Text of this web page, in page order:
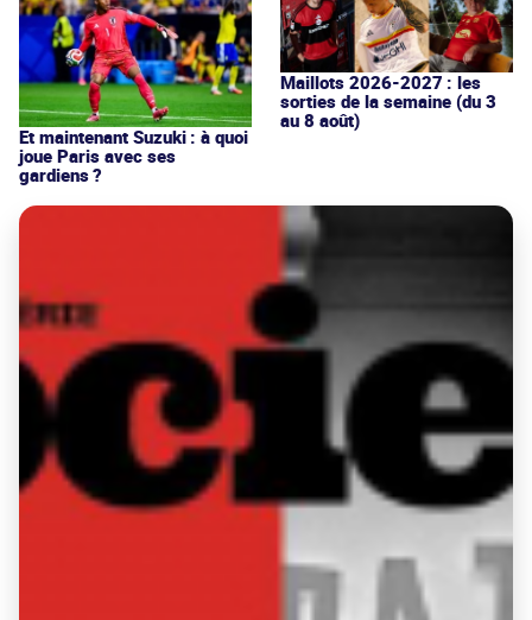
Et maintenant Suzuki : à quoi
joue Paris avec ses
gardiens ?
Maillots 2026-2027 : les
sorties de la semaine (du 3
au 8 août)